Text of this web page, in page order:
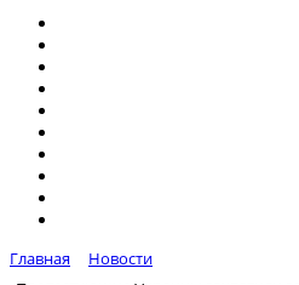
Главная
Новости